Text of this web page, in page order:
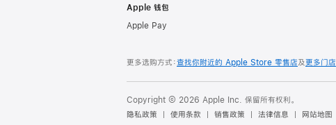
Apple 钱包
Apple Pay
更多选购方式：查找你附近的 Apple Store 零售店及更多门店
Copyright © 2026 Apple Inc. 保留所有权利。
隐私政策
使用条款 销售政策 法律信息 网站地图